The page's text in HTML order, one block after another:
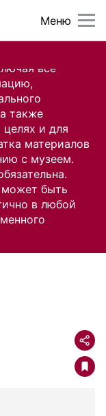
все
также
целях и для
материалов
с музеем.
может быть
в любой
Меню